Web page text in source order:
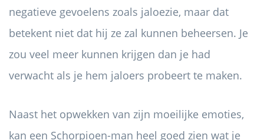
negatieve gevoelens zoals jaloezie, maar dat
betekent niet dat hij ze zal kunnen beheersen. Je
zou veel meer kunnen krijgen dan je had
verwacht als je hem jaloers probeert te maken.
Naast het opwekken van zijn moeilijke emoties,
kan een Schorpioen-man heel goed zien wat je